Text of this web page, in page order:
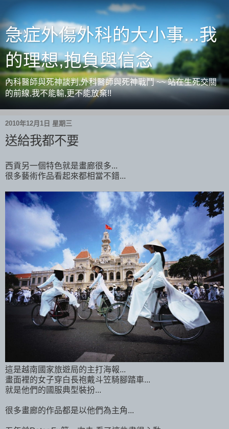
急症外傷外科的大小事...我
的理想,抱負與信念
內科醫師與死神談判,外科醫師與死神戰鬥 ~~ 站在生死交關
的前線,我不能輸,更不能放棄!!
2010年12月1日 星期三
送給我都不要
西貢另一個特色就是畫廊很多...
很多藝術作品看起來都相當不錯...
這是越南國家旅遊局的主打海報...
畫面裡的女子穿白長袍戴斗笠騎腳踏車...
就是他們的國服典型裝扮...
很多畫廊的作品都是以他們為主角...